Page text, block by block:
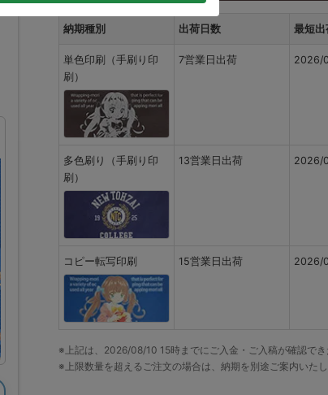
納期種別 出荷日数 最短出
単色印刷（手刷り印
刷）
7営業日出荷 2026/
多色刷り（手刷り印
刷）
13営業日出荷 2026/
コピー転写印刷 15営業日出荷 2026/
※上記は、2026/08/10 15時までにご入金・ご入稿が確認でき
※上限数量を超えるご注文の場合は、納期を別途ご案内いたし